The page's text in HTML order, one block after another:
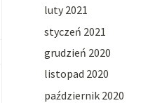
luty 2021
styczeń 2021
grudzień 2020
listopad 2020
październik 2020